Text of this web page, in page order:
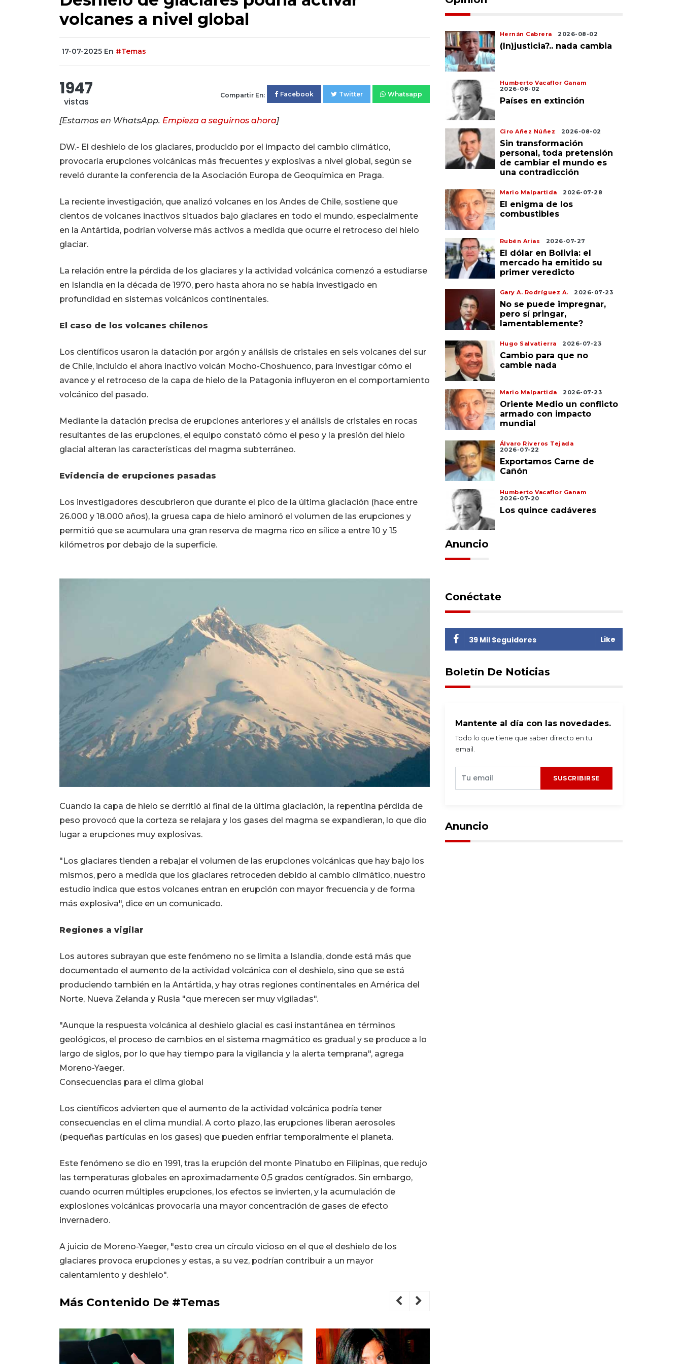
volcanes a nivel global
17-07-2025 En #Temas
1947
vistas
Compartir En: Facebook Twitter Whatsapp
[Estamos en WhatsApp. Empieza a seguirnos ahora]
DW.- El deshielo de los glaciares, producido por el impacto del cambio climático,
provocaría erupciones volcánicas más frecuentes y explosivas a nivel global, según se
reveló durante la conferencia de la Asociación Europa de Geoquímica en Praga.
La reciente investigación, que analizó volcanes en los Andes de Chile, sostiene que
cientos de volcanes inactivos situados bajo glaciares en todo el mundo, especialmente
en la Antártida, podrían volverse más activos a medida que ocurre el retroceso del hielo
glaciar.
La relación entre la pérdida de los glaciares y la actividad volcánica comenzó a estudiarse
en Islandia en la década de 1970, pero hasta ahora no se había investigado en
profundidad en sistemas volcánicos continentales.
El caso de los volcanes chilenos
Los científicos usaron la datación por argón y análisis de cristales en seis volcanes del sur
de Chile, incluido el ahora inactivo volcán Mocho-Choshuenco, para investigar cómo el
avance y el retroceso de la capa de hielo de la Patagonia influyeron en el comportamiento
volcánico del pasado.
Mediante la datación precisa de erupciones anteriores y el análisis de cristales en rocas
resultantes de las erupciones, el equipo constató cómo el peso y la presión del hielo
glacial alteran las características del magma subterráneo.
Evidencia de erupciones pasadas
Los investigadores descubrieron que durante el pico de la última glaciación (hace entre
26.000 y 18.000 años), la gruesa capa de hielo aminoró el volumen de las erupciones y
permitió que se acumulara una gran reserva de magma rico en sílice a entre 10 y 15
kilómetros por debajo de la superficie.
Cuando la capa de hielo se derritió al final de la última glaciación, la repentina pérdida de
peso provocó que la corteza se relajara y los gases del magma se expandieran, lo que dio
lugar a erupciones muy explosivas.
"Los glaciares tienden a rebajar el volumen de las erupciones volcánicas que hay bajo los
mismos, pero a medida que los glaciares retroceden debido al cambio climático, nuestro
estudio indica que estos volcanes entran en erupción con mayor frecuencia y de forma
más explosiva", dice en un comunicado.
Regiones a vigilar
Los autores subrayan que este fenómeno no se limita a Islandia, donde está más que
documentado el aumento de la actividad volcánica con el deshielo, sino que se está
produciendo también en la Antártida, y hay otras regiones continentales en América del
Norte, Nueva Zelanda y Rusia "que merecen ser muy vigiladas".
"Aunque la respuesta volcánica al deshielo glacial es casi instantánea en términos
geológicos, el proceso de cambios en el sistema magmático es gradual y se produce a lo
largo de siglos, por lo que hay tiempo para la vigilancia y la alerta temprana", agrega
Moreno-Yaeger.
Consecuencias para el clima global
Los científicos advierten que el aumento de la actividad volcánica podría tener
consecuencias en el clima mundial. A corto plazo, las erupciones liberan aerosoles
(pequeñas partículas en los gases) que pueden enfriar temporalmente el planeta.
Este fenómeno se dio en 1991, tras la erupción del monte Pinatubo en Filipinas, que redujo
las temperaturas globales en aproximadamente 0,5 grados centígrados. Sin embargo,
cuando ocurren múltiples erupciones, los efectos se invierten, y la acumulación de
explosiones volcánicas provocaría una mayor concentración de gases de efecto
invernadero.
A juicio de Moreno-Yaeger, "esto crea un círculo vicioso en el que el deshielo de los
glaciares provoca erupciones y estas, a su vez, podrían contribuir a un mayor
calentamiento y deshielo".
Más Contenido De #Temas
Hernán Cabrera 2026-08-02
(In)justicia?.. nada cambia
Humberto Vacaflor Ganam
2026-08-02
Países en extinción
Ciro Añez Núñez 2026-08-02
Sin transformación
personal, toda pretensión
de cambiar el mundo es
una contradicción
Mario Malpartida 2026-07-28
El enigma de los
combustibles
Rubén Arias 2026-07-27
El dólar en Bolivia: el
mercado ha emitido su
primer veredicto
Gary A. Rodríguez A. 2026-07-23
No se puede impregnar,
pero sí pringar,
lamentablemente?
Hugo Salvatierra 2026-07-23
Cambio para que no
cambie nada
Mario Malpartida 2026-07-23
Oriente Medio un conflicto
armado con impacto
mundial
Álvaro Riveros Tejada
2026-07-22
Exportamos Carne de
Cañón
Humberto Vacaflor Ganam
2026-07-20
Los quince cadáveres
Anuncio
Conéctate
39 Mil Seguidores Like
Boletín De Noticias
Mantente al día con las novedades.
Todo lo que tiene que saber directo en tu
email.
SUSCRIBIRSE
Anuncio